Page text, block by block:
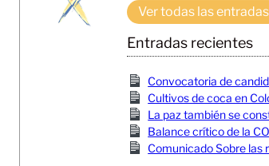
Ver todas las entradas
Entradas recientes
Convocatoria de
Cultivos de coca en
La paz también se
Balance crítico de la
Comunicado Sobre las